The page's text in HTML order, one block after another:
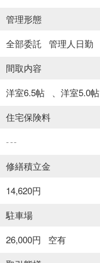
管理形態
全部委託
管理人日勤
間取内容
洋室6.5帖
洋室5.0帖
住宅保険料
---
修繕積立金
14,620円
駐車場
26,000円
空有